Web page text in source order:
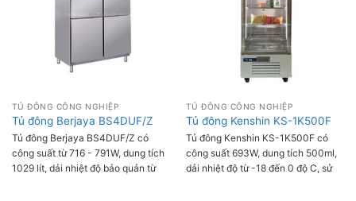
TỦ ĐÔNG CÔNG NGHIỆP
Tủ đông Berjaya BS4DUF/Z
Tủ đông Berjaya BS4DUF/Z có
công suất từ 716 - 791W, dung tích
1029 lít, dải nhiệt độ bảo quản từ
TỦ ĐÔNG CÔNG NGHIỆP
Tủ đông Kenshin KS-1K500F
Tủ đông Kenshin KS-1K500F có
công suất 693W, dung tích 500ml,
dải nhiệt độ từ -18 đến 0 độ C, sử